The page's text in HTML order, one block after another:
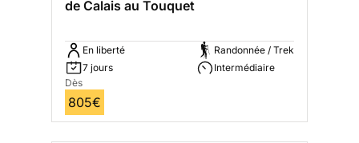
de Calais au Touquet
En liberté
7 jours
Randonnée / Trek
Intermédiaire
Dès
805€